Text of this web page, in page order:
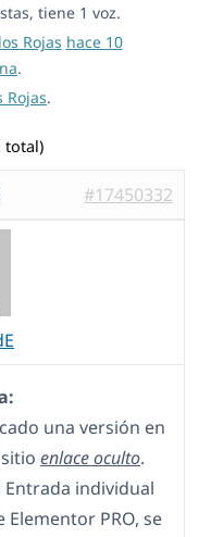
tiene 1 voz.
Rojas hace 10
.
Rojas.
total)
#17450332
una versión en
enlace oculto.
Entrada individual
PRO, se